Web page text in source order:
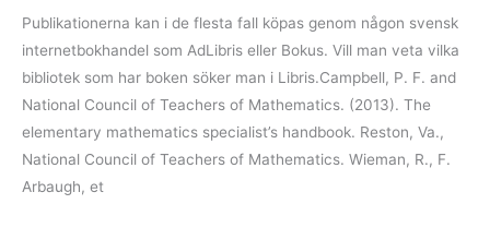
Publikationerna kan i de flesta fall köpas genom någon svensk
internetbokhandel som AdLibris eller Bokus. Vill man veta vilka
bibliotek som har boken söker man i Libris.Campbell, P. F. and
National Council of Teachers of Mathematics. (2013). The
elementary mathematics specialist’s handbook. Reston, Va.,
National Council of Teachers of Mathematics. Wieman, R., F.
Arbaugh, et